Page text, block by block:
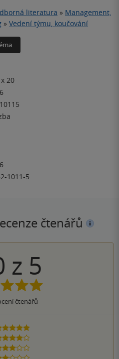
literatura » Management,
» Vedení týmu, koučování
20
1011-5
čtenářů
z 5
čtenářů
5 hvězdiček
4 hvězdičky
3 hvězdičky